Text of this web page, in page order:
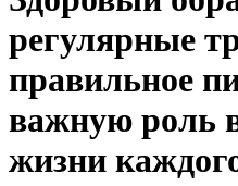
регулярные
правильное
важную роль
жизни